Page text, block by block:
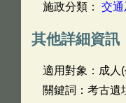
施政分類： 交
其他詳細資訊
適用對象：成人
關鍵詞：考古遺